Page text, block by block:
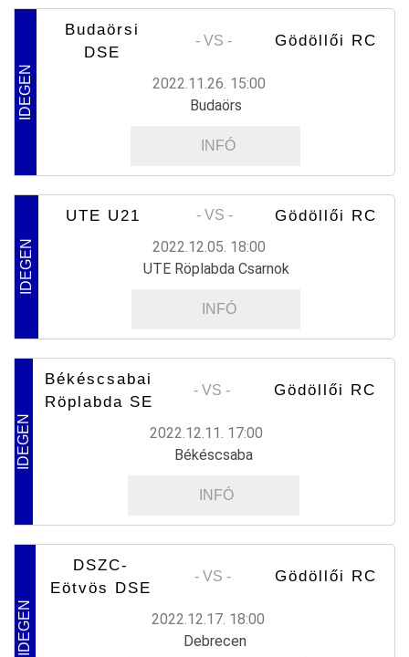
IDEGEN
Budaörsi
DSE
- VS - Gödöllői RC
2022.11.26. 15:00
Budaörs
INFÓ
IDEGEN
UTE U21 - VS -
Gödöllői RC
2022.12.05. 18:00
UTE Röplabda Csarnok
INFÓ
IDEGEN
Békéscsabai
Röplabda SE
- VS - Gödöllői RC
2022.12.11. 17:00
Békéscsaba
INFÓ
IDEGEN
DSZC-
Eötvös DSE
- VS - Gödöllői RC
2022.12.17. 18:00
Debrecen